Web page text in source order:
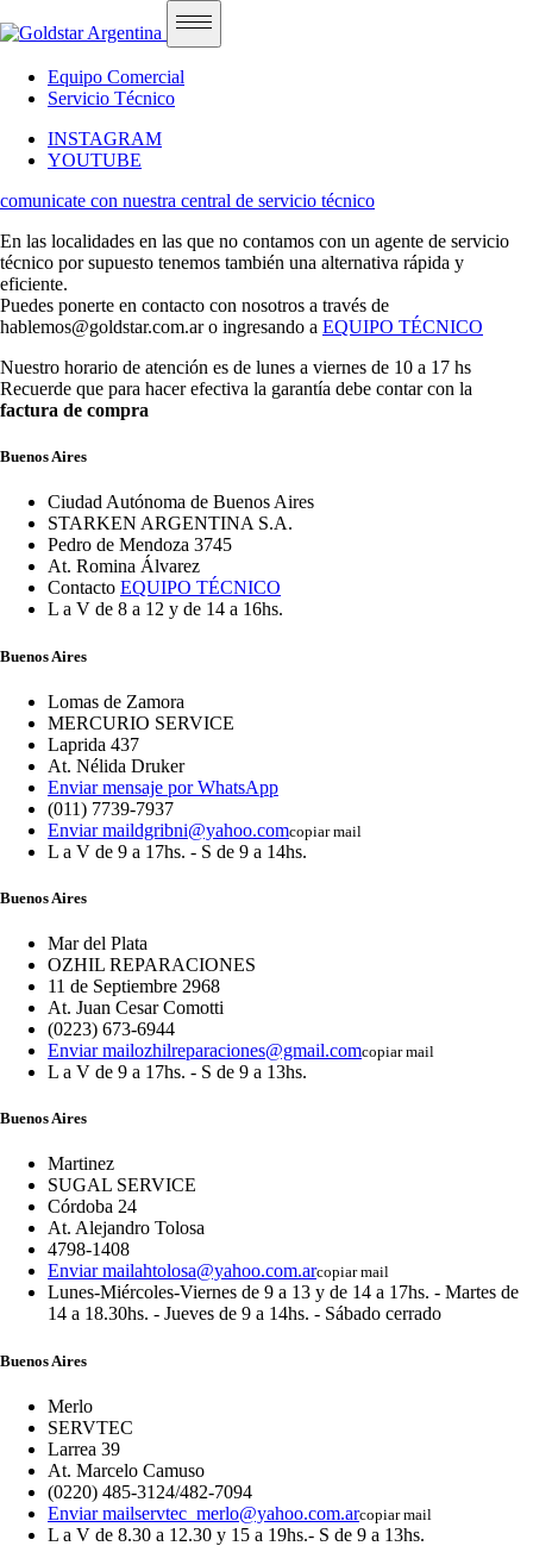
Equipo Comercial
Servicio Técnico
INSTAGRAM
YOUTUBE
comunicate con nuestra central de servicio técnico
En las localidades en las que no contamos con un agente de servicio
técnico por supuesto tenemos también una alternativa rápida y
eficiente.
Puedes ponerte en contacto con nosotros a través de
hablemos@goldstar.com.ar o ingresando a EQUIPO TÉCNICO
Nuestro horario de atención es de lunes a viernes de 10 a 17 hs
Recuerde que para hacer efectiva la garantía debe contar con la
factura de compra
Buenos Aires
Ciudad Autónoma de Buenos Aires
STARKEN ARGENTINA S.A.
Pedro de Mendoza 3745
At. Romina Álvarez
Contacto EQUIPO TÉCNICO
L a V de 8 a 12 y de 14 a 16hs.
Buenos Aires
Lomas de Zamora
MERCURIO SERVICE
Laprida 437
At. Nélida Druker
Enviar mensaje por WhatsApp
(011) 7739-7937
Enviar maildgribni@yahoo.comcopiar mail
L a V de 9 a 17hs. - S de 9 a 14hs.
Buenos Aires
Mar del Plata
OZHIL REPARACIONES
11 de Septiembre 2968
At. Juan Cesar Comotti
(0223) 673-6944
Enviar mailozhilreparaciones@gmail.comcopiar mail
L a V de 9 a 17hs. - S de 9 a 13hs.
Buenos Aires
Martinez
SUGAL SERVICE
Córdoba 24
At. Alejandro Tolosa
4798-1408
Enviar mailahtolosa@yahoo.com.arcopiar mail
Lunes-Miércoles-Viernes de 9 a 13 y de 14 a 17hs. - Martes de
14 a 18.30hs. - Jueves de 9 a 14hs. - Sábado cerrado
Buenos Aires
Merlo
SERVTEC
Larrea 39
At. Marcelo Camuso
(0220) 485-3124/482-7094
Enviar mailservtec_merlo@yahoo.com.arcopiar mail
L a V de 8.30 a 12.30 y 15 a 19hs.- S de 9 a 13hs.